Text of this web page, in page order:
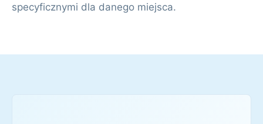
specyficznymi dla danego miejsca.